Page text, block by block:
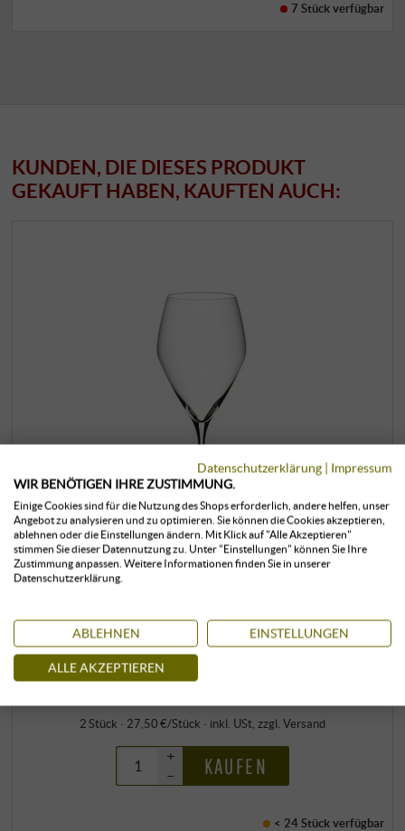
7 Stückverfügbar
KUNDEN, DIE DIESES PRODUKT
GEKAUFT HABEN, KAUFTEN AUCH:
2er Set “Veloce” Champagne
Riedel / Bayerische Glaswerke GmbH
55,00 €
2 Stück · 27,50 €/Stück · inkl. USt , zzgl. Versand
+
–
KAUFEN
< 24 Stückverfügbar
Datenschutzerklärung | Impressum
WIR BENÖTIGEN IHRE ZUSTIMMUNG.
Einige Cookies sind für die Nutzung des Shops erforderlich, andere helfen, unser
Angebot zu analysieren und zu optimieren. Sie können die Cookies akzeptieren,
ablehnen oder die Einstellungen ändern. Mit Klick auf "Alle Akzeptieren"
stimmen Sie dieser Datennutzung zu. Unter "Einstellungen" können Sie Ihre
Zustimmung anpassen. Weitere Informationen finden Sie in unserer
Datenschutzerklärung.
ABLEHNEN EINSTELLUNGEN
ALLE AKZEPTIEREN